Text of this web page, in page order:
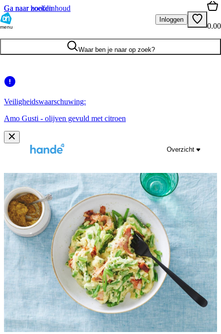
Ga naar hoofdinhoud
Ga naar zoeken
menu
Inloggen
0.00
Waar ben je naar op zoek?
Veiligheidswaarschuwing:
Amo Gusti - olijven gevuld met citroen
Overzicht